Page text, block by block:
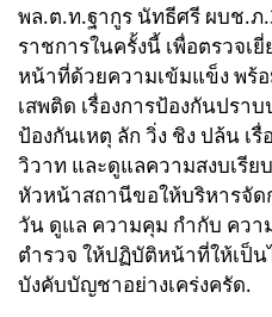
พล.ต.ท.ฐากูร นัทธีศรี ผบช.ภ
ราชการในครั้งนี้ เพื่อตรวจเ
หน้าที่ด้วยความเข้มแข็ง พร้อ
เสพติด เรื่องการป้องกันปรา
ป้องกันเหตุ ลัก วิ่ง ชิง ปล้น เ
วิวาท และดูแลความสงบเรี
หัวหน้าสถานีขอให้บริหารจัด
วัน ดูแล ความคุม กำกับ คว
ตำรวจ ให้ปฏิบัติหน้าที่ให้เป็
บังคับบัญชาอย่างเคร่งครัด.